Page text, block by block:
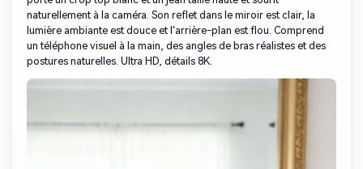
naturellement à la caméra. Son reflet dans le miroir est clair, la
lumière ambiante est douce et l'arrière-plan est flou. Comprend
un téléphone visuel à la main, des angles de bras réalistes et des
postures naturelles. Ultra HD, détails 8K.